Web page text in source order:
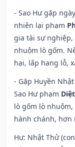
- Sao Hư gặp
nhiên lại phạm
gia tài sự nghiệp,
nhuộm lò gốm.
hại, lấp hang lỗ,
- Gặp Huyền
Sao Hư phạm
lò gốm lò
hành chánh, hơn
Hư: Nhật Thử